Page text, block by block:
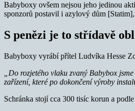
Babyboxy ovšem nejsou jeho jedinou
sponzorů postavil i azylový dům
S penězi je to střídavě
Babyboxy vyrábí přítel Ludvíka Hesse
„Do rozjetého vlaku zvaný Babybox
zařízení, které po dokončení výroby
Schránka stojí cca 300 tisíc korun a